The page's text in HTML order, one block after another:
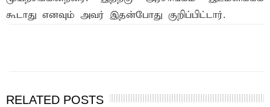
கூடாது எனவும் அவர் இதன்போது குறிப்பிட்டார்.
RELATED POSTS